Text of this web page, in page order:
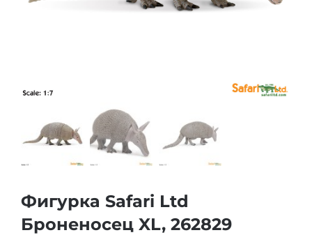
Фигурка Safari Ltd
Броненосец XL, 262829